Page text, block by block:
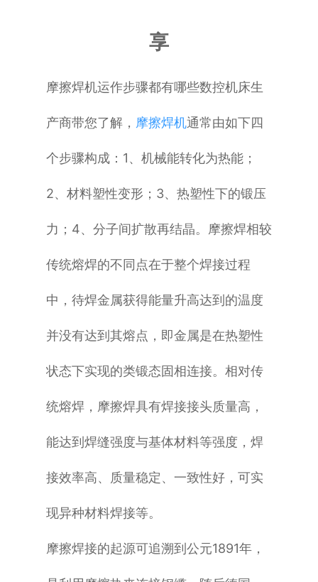
其他机床
享
摩擦焊机运作步骤都有哪些数控机床生
产商带您了解， 摩擦焊机通常由如下四
个步骤构成： 1、机械能转化为热能；
2、材料塑性变形； 3、热塑性下的锻压
力； 4、分子间扩散再结晶。 摩擦焊相较
传统熔焊的不同点在于整个焊接过程
中，待焊金属获得能量升高达到的温度
并没有达到其熔点，即金属是在热塑性
状态下实现的类锻态固相连接。 相对传
统熔焊，摩擦焊具有焊接接头质量高，
能达到焊缝强度与基体材料等强度，焊
接效率高、质量稳定、一致性好，可实
现异种材料焊接等。
摩擦焊接的起源可追溯到公元1891年，